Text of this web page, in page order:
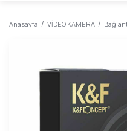
Anasayfa VİDEO KAMERA